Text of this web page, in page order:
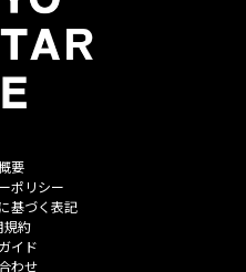
要
ポリシー
基づく表記
規約
イド
わせ